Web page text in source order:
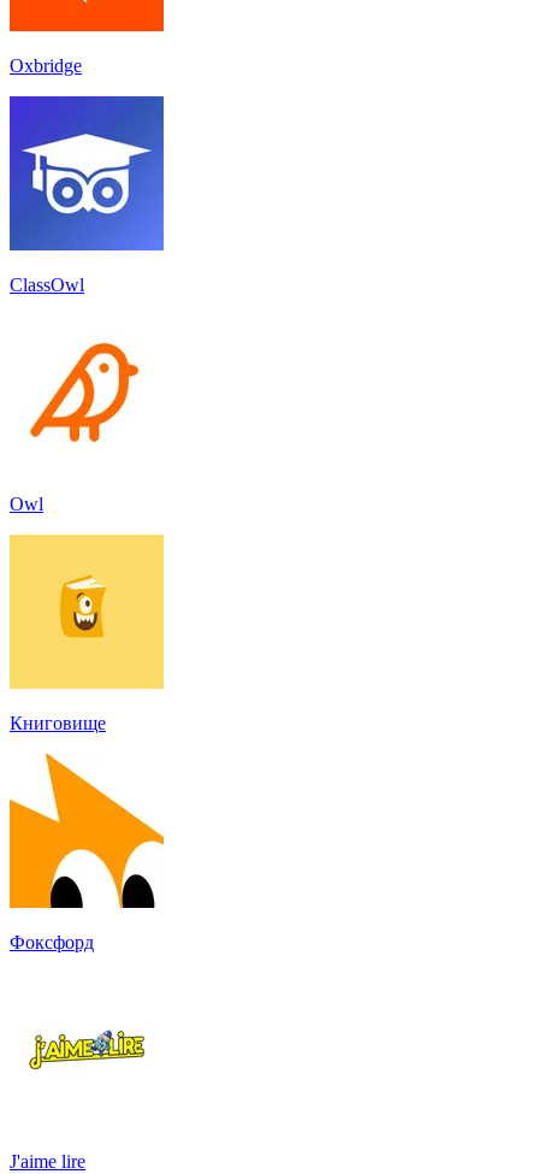
Oxbridge
ClassOwl
Owl
Книговище
Фоксфорд
J'aime lire